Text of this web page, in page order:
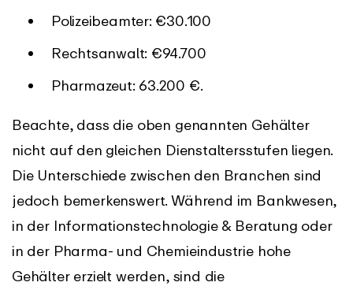
Polizeibeamter: €30.100
Rechtsanwalt: €94.700
Pharmazeut: 63.200 €.
Beachte, dass die oben genannten Gehälter
nicht auf den gleichen Dienstaltersstufen liegen.
Die Unterschiede zwischen den Branchen sind
jedoch bemerkenswert. Während im Bankwesen,
in der Informationstechnologie & Beratung oder
in der Pharma- und Chemieindustrie hohe
Gehälter erzielt werden, sind die